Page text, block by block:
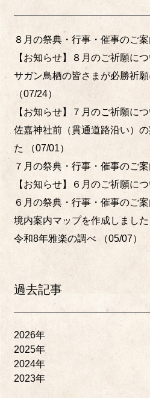
８月の祭典・行事・催事のご
【お知らせ】８月のご祈願に
サガン鳥栖の皆さまが必勝祈
（07/24）
【お知らせ】７月のご祈願に
佐嘉神社前（貫通道路沿い）
た
（07/01）
７月の祭典・行事・催事のご
【お知らせ】６月のご祈願に
６月の祭典・行事・催事のご
境内案内マップを作成しました
令和8年雅楽の調べ
（05/07）
過去記事
2026年
2025年
2024年
2023年